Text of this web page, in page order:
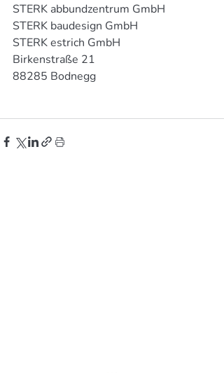
STERK abbundzentrum GmbH
STERK baudesign GmbH
STERK estrich GmbH
Birkenstraße 21
88285 Bodnegg